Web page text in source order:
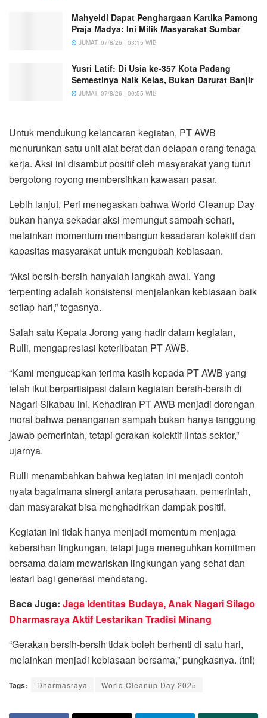
Mahyeldi Dapat Penghargaan Kartika Pamong
Praja Madya: Ini Milik Masyarakat Sumbar
JUMAT, 07/8/26 | 03:15 WIB
Yusri Latif: Di Usia ke-357 Kota Padang
Semestinya Naik Kelas, Bukan Darurat Banjir
JUMAT, 07/8/26 | 00:55 WIB
Untuk mendukung kelancaran kegiatan, PT AWB
menurunkan satu unit alat berat dan delapan orang tenaga
kerja. Aksi ini disambut positif oleh masyarakat yang turut
bergotong royong membersihkan kawasan pasar.
Lebih lanjut, Peri menegaskan bahwa World Cleanup Day
bukan hanya sekadar aksi memungut sampah sehari,
melainkan momentum membangun kesadaran kolektif dan
kapasitas masyarakat untuk mengubah kebiasaan.
“Aksi bersih-bersih hanyalah langkah awal. Yang
terpenting adalah konsistensi menjalankan kebiasaan baik
setiap hari,” tegasnya.
Salah satu Kepala Jorong yang hadir dalam kegiatan,
Rulli, mengapresiasi keterlibatan PT AWB.
“Kami mengucapkan terima kasih kepada PT AWB yang
telah ikut berpartisipasi dalam kegiatan bersih-bersih di
Nagari Sikabau ini. Kehadiran PT AWB menjadi dorongan
moral bahwa penanganan sampah bukan hanya tanggung
jawab pemerintah, tetapi gerakan kolektif lintas sektor,”
ujarnya.
Rulli menambahkan bahwa kegiatan ini menjadi contoh
nyata bagaimana sinergi antara perusahaan, pemerintah,
dan masyarakat bisa menghadirkan dampak positif.
Kegiatan ini tidak hanya menjadi momentum menjaga
kebersihan lingkungan, tetapi juga meneguhkan komitmen
bersama dalam mewariskan lingkungan yang sehat dan
lestari bagi generasi mendatang.
Baca Juga: Jaga Identitas Budaya, Anak Nagari Silago
Dharmasraya Aktif Lestarikan Tradisi Minang
“Gerakan bersih-bersih tidak boleh berhenti di satu hari,
melainkan menjadi kebiasaan bersama,” pungkasnya. (tnl)
Tags: Dharmasraya World Cleanup Day 2025